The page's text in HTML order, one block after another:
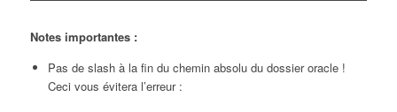
Notes importantes :
Pas de slash à la fin du chemin absolu du dossier oracle !
Ceci vous évitera l’erreur :